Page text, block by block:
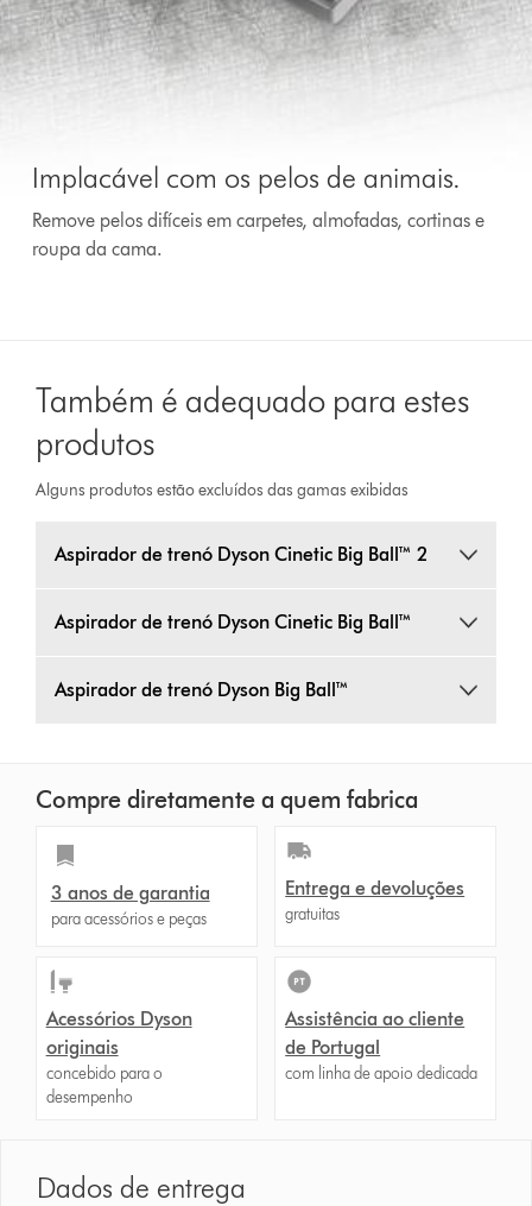
Implacável com os pelos de animais.
Remove pelos difíceis em carpetes, almofadas, cortinas e
roupa da cama.
Também é adequado para estes
produtos
Alguns produtos estão excluídos das gamas exibidas
Aspirador de trenó Dyson Cinetic Big Ball™ 2
Aspirador de trenó Dyson Cinetic Big Ball™
Aspirador de trenó Dyson Big Ball™
Compre diretamente a quem fabrica
3 anos de garantia
para acessórios e peças
Entrega e devoluções
gratuitas
Acessórios Dyson
originais
concebido para o
desempenho
Assistência ao cliente
de Portugal
com linha de apoio dedicada
Dados de entrega